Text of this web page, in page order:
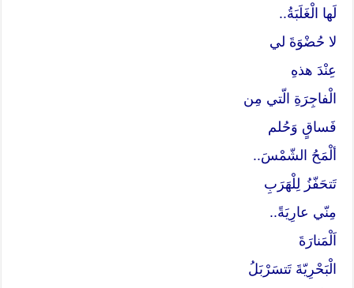
لَها الْغَلَبَةُ..
لا حُضْوَةَ لي
عِنْدَ هذهِ
الْفاجِرَةِ الّتي مِن
فَساقٍ وَحُلم
ألْمَحُ الشّمْسَ..
تَتحَفّزُ لِلْهَرَبِ
مِنّي عارِيَةً..
اَلْمَنارَةَ
الْبَحْرِيّةَ تَتسَرْبَلُ